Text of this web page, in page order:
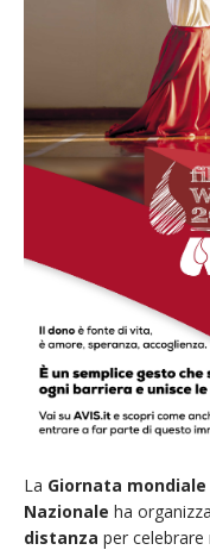
La Giornata
Nazionale ha
distanza per